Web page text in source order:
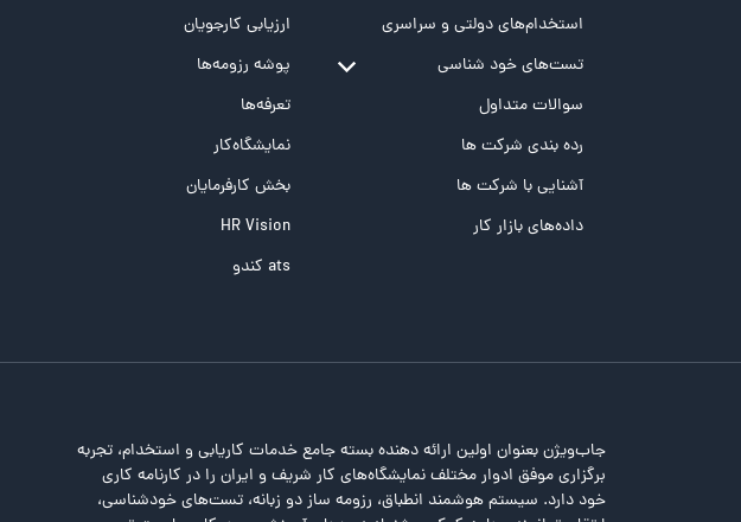
استخدام‌های دولتی و سراسری
تست‌های خود شناسی
تست MBTI
تست تیپ سنجی شغلی Holland
تست NEO
تست هوش های چندگانه
سوالات متداول
رده بندی شرکت ها
آشنایی با شرکت ها
داده‌های بازار کار
ارزیابی کارجویان
پوشه‌‌ رزومه‌ها
تعرفه‌ها
نمایشگاه‌کار
بخش کارفرمایان
HR Vision
ats کندو
جاب‌ویژن بعنوان اولین ارائه دهنده بسته جامع خدمات کاریابی و استخدام، تجربه
برگزاری موفق ادوار مختلف نمایشگاه‌های کار شریف و ایران را در کارنامه کاری
خود دارد. سیستم هوشمند انطباق، رزومه ساز دو زبانه، تست‌های خودشناسی،